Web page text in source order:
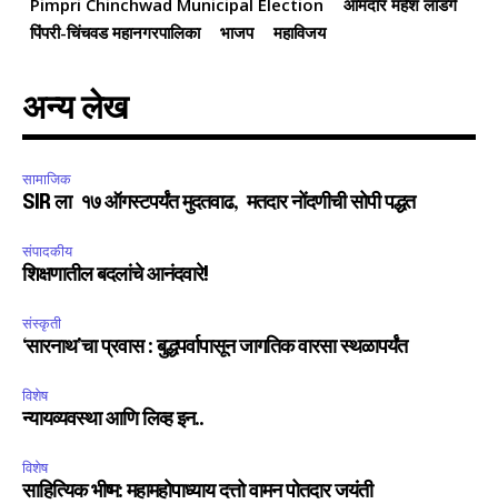
Pimpri Chinchwad Municipal Election
आमदार महेश लांडगे
पिंपरी-चिंचवड महानगरपालिका
भाजप महाविजय
अन्य लेख
सामाजिक
SIR ला १७ ऑगस्टपर्यंत मुदतवाढ, मतदार नोंदणीची सोपी पद्धत
संपादकीय
शिक्षणातील बदलांचे आनंदवारे!
संस्कृती
‘सारनाथ’चा प्रवास : बुद्धपर्वापासून जागतिक वारसा स्थळापर्यंत
विशेष
न्यायव्यवस्था आणि लिव्ह इन..
विशेष
साहित्यिक भीष्म: महामहोपाध्याय दत्तो वामन पोतदार जयंती